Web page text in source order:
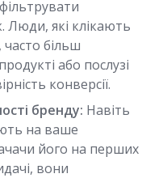
Люди, які клікають
більш
або послузі
конверсії.
бренду: Навіть
на ваше
його на перших
вони